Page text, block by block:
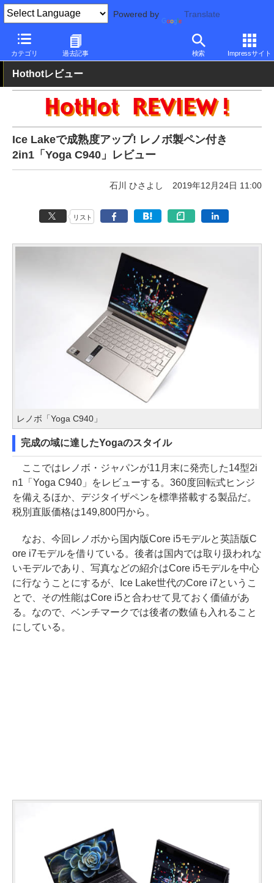
Powered by Translate
カテゴリ 過去記事 検索 Impressサイト
PC Watch パソコン/タブレット/スマートフォン Lenovo
Hothotレビュー
Ice Lakeで成熟度アップ! レノボ製ペン付き
2in1「Yoga C940」レビュー
石川 ひさよし 2019年12月24日 11:00
リスト
レノボ「Yoga C940」
完成の域に達したYogaのスタイル
ここではレノボ・ジャパンが11月末に発売した14型2i
n1「Yoga C940」をレビューする。360度回転式ヒンジ
を備えるほか、デジタイザペンを標準搭載する製品だ。
税別直販価格は149,800円から。
なお、今回レノボから国内版Core i5モデルと英語版C
ore i7モデルを借りている。後者は国内では取り扱われな
いモデルであり、写真などの紹介はCore i5モデルを中心
に行なうことにするが、Ice Lake世代のCore i7というこ
とで、その性能はCore i5と合わせて見ておく価値があ
る。なので、ベンチマークでは後者の数値も入れること
にしている。